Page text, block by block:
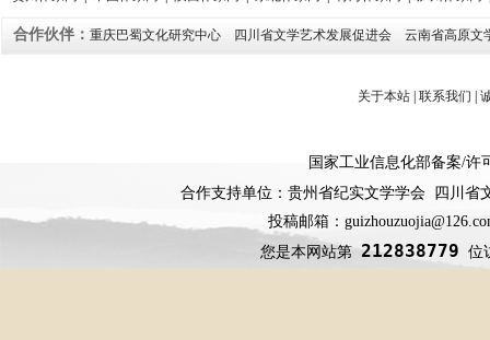
合作伙伴： 重庆巴蜀文化研究中心 四川省文学艺术发展促进会 云南省高原文
关于本站| 联系我们 |
国家工业信息化部备案/许
合作支持单位：贵州省纪实文学学会 四川
投稿邮箱：
您是本网站第212838779